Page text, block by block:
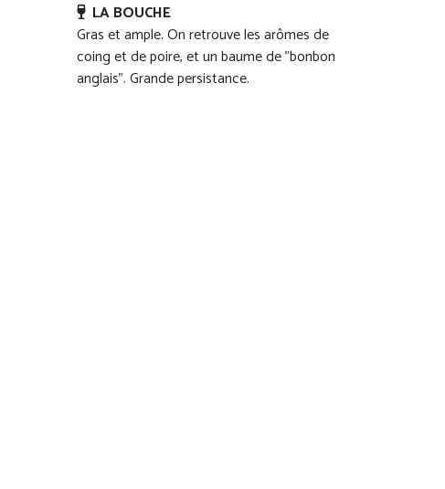
LA BOUCHE
Gras et ample. On retrouve les arômes de
coing et de poire, et un baume de "bonbon
anglais". Grande persistance.